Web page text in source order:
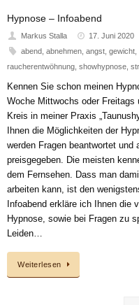
Hypnose – Infoabend
Markus Stalla 17. Juni 2020
abend, abnehmen, angst, gewicht,
raucherentwöhnung showhypnose
Kennen Sie schon meinen
Woche Mittwochs oder
Kreis in meiner Praxis
Ihnen die Möglichkeiten der
werden Fragen beantwortet und
preisgegeben. Die meisten
dem Fernsehen. Dass man
arbeiten kann, ist den
Infoabend erkläre ich Ihnen die
Hypnose, sowie bei Fragen zu
Leiden…
Weiterlesen